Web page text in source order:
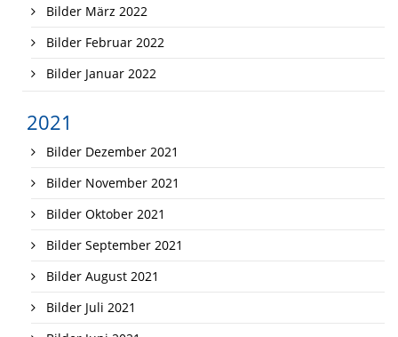
Bilder März 2022
Bilder Februar 2022
Bilder Januar 2022
2021
Bilder Dezember 2021
Bilder November 2021
Bilder Oktober 2021
Bilder September 2021
Bilder August 2021
Bilder Juli 2021